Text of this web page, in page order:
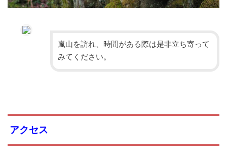
嵐山を訪れ、時間がある際は是非立ち寄って
みてください。
アクセス